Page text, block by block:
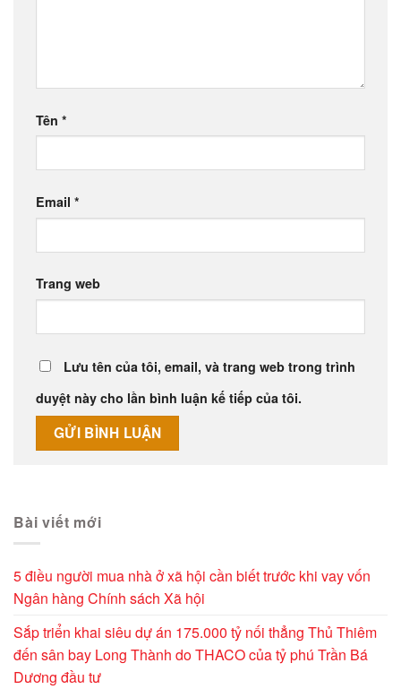
Tên *
Email *
Trang web
Lưu tên của tôi, email, và trang web trong trình
duyệt này cho lần bình luận kế tiếp của tôi.
Bài viết mới
5 điều người mua nhà ở xã hội cần biết trước khi vay vốn
Ngân hàng Chính sách Xã hội
Sắp triển khai siêu dự án 175.000 tỷ nối thẳng Thủ Thiêm
đến sân bay Long Thành do THACO của tỷ phú Trần Bá
Dương đầu tư